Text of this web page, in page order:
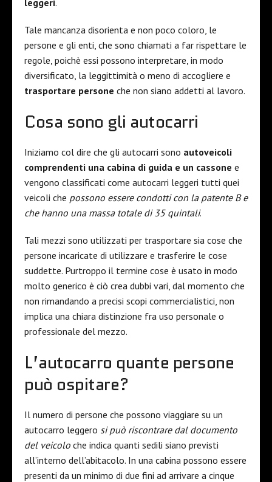
leggeri.
Tale mancanza disorienta e non poco coloro, le
persone e gli enti, che sono chiamati a far rispettare le
regole, poichè essi possono interpretare, in modo
diversificato, la leggittimità o meno di accogliere e
trasportare persone che non siano addetti al lavoro.
Cosa sono gli autocarri
Iniziamo col dire che gli autocarri sono autoveicoli
comprendenti una cabina di guida e un cassone e
vengono classificati come autocarri leggeri tutti quei
veicoli che possono essere condotti con la patente B e
che hanno una massa totale di 35 quintali.
Tali mezzi sono utilizzati per trasportare sia cose che
persone incaricate di utilizzare e trasferire le cose
suddette. Purtroppo il termine cose è usato in modo
molto generico è ciò crea dubbi vari, dal momento che
non rimandando a precisi scopi commercialistici, non
implica una chiara distinzione fra uso personale o
professionale del mezzo.
L’autocarro quante persone
può ospitare?
Il numero di persone che possono viaggiare su un
autocarro leggero si può riscontrare dal documento
del veicolo che indica quanti sedili siano previsti
all’interno dell’abitacolo. In una cabina possono essere
presenti da un minimo di due fini ad arrivare a cinque